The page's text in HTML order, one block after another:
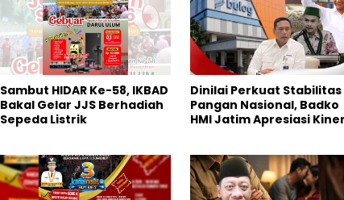
Sambut HIDAR Ke-58, IKBAD
Bakal Gelar JJS Berhadiah
Sepeda Listrik
Dinilai Perkuat Stabilitas
Pangan Nasional, Badko
HMI Jatim Apresiasi